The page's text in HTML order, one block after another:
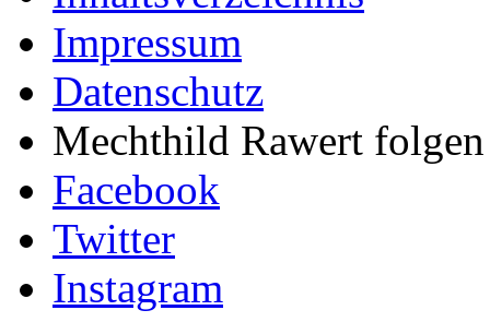
Impressum
Datenschutz
Mechthild Rawert
Facebook
Twitter
Instagram